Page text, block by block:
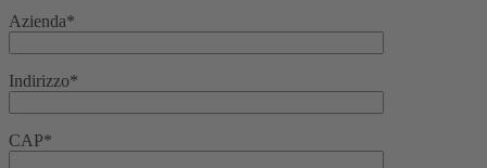
Azienda*
Indirizzo*
CAP*